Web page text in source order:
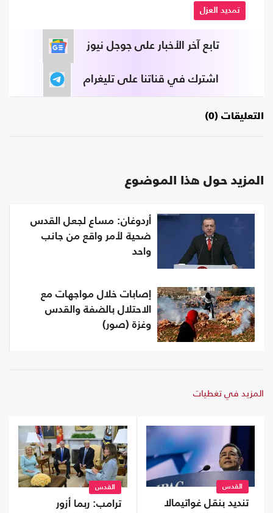
تمديد العزل
تابع آخر الأخبار على جوجل نيوز
اشترك في قناتنا على تليغرام
التعليقات (0)
المزيد حول هذا الموضوع
أردوغان: مساع لجعل القدس
ضحية لأمر واقع من جانب
واحد
إصابات خلال مواجهات مع
الاحتلال بالضفة والقدس
وغزة (صور)
المزيد في تغطيات
القدس
تنديد بنقل غواتيمالا
القدس
ترامب: ربما أزور